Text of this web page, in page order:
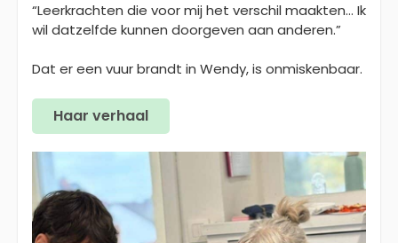
“Leerkrachten die voor mij het verschil maakten… Ik
wil datzelfde kunnen doorgeven aan anderen.”
Dat er een vuur brandt in Wendy, is onmiskenbaar.
Haar verhaal